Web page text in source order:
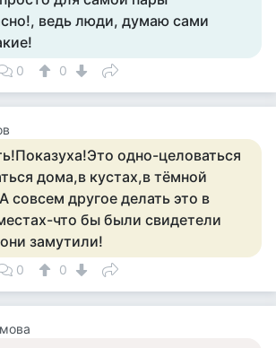
ведь люди, думаю сами
0 0
одно-целоваться
дома,в кустах,в тёмной
совсем другое делать это в
что бы были свидетели
замутили!
0 0